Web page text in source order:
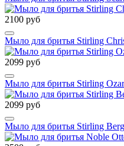
2100 руб
Мыло для бритья Stirling
2099 руб
Мыло для бритья Stirling
2099 руб
Мыло для бритья Stirling